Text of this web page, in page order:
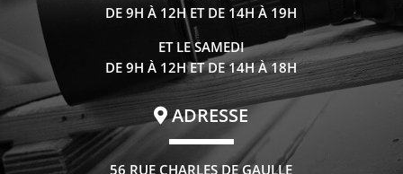
DE 9H À 12H ET DE 14H À 19H
ET LE SAMEDI
DE 9H À 12H ET DE 14H À 18H
ADRESSE
56 RUE CHARLES DE GAULLE